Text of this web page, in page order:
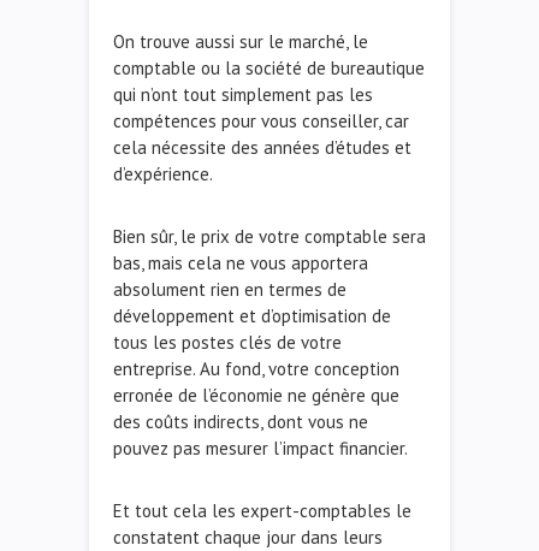
On trouve aussi sur le marché, le
comptable ou la société de bureautique
qui n’ont tout simplement pas les
compétences pour vous conseiller, car
cela nécessite des années d’études et
d’expérience.
Bien sûr, le prix de votre comptable sera
bas, mais cela ne vous apportera
absolument rien en termes de
développement et d’optimisation de
tous les postes clés de votre
entreprise. Au fond, votre conception
erronée de l’économie ne génère que
des coûts indirects, dont vous ne
pouvez pas mesurer l’impact financier.
Et tout cela les expert-comptables le
constatent chaque jour dans leurs